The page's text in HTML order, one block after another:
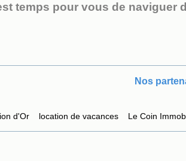
temps pour vous de naviguer
Nos
d'Or location de vacances Le Coin